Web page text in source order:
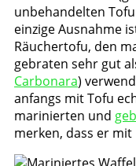
unbehandelten
einzige Ausnahme
Räuchertofu, den
gebraten sehr gut
Carbonara)
anfangs mit Tofu
marinierten und
merken, dass er